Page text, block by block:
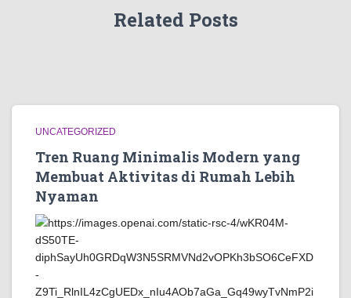
Related Posts
UNCATEGORIZED
Tren Ruang Minimalis Modern yang
Membuat Aktivitas di Rumah Lebih
Nyaman